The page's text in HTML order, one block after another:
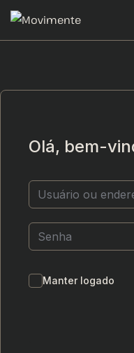
Olá, bem-
Manter logado